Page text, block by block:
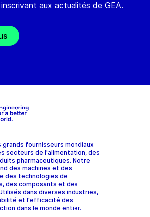
aux actualités de GEA.
grands fournisseurs mondiaux
secteurs de l'alimentation, des
pharmaceutiques. Notre
des machines et des
des technologies de
des composants et des
dans diverses industries,
et l'efficacité des
dans le monde entier.